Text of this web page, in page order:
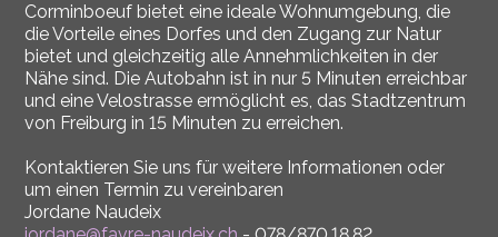
Corminboeuf bietet eine ideale Wohnumgebung, die
die Vorteile eines Dorfes und den Zugang zur Natur
bietet und gleichzeitig alle Annehmlichkeiten in der
Nähe sind. Die Autobahn ist in nur 5 Minuten erreichbar
und eine Velostrasse ermöglicht es, das Stadtzentrum
von Freiburg in 15 Minuten zu erreichen.
Kontaktieren Sie uns für weitere Informationen oder
um einen Termin zu vereinbaren
Jordane Naudeix